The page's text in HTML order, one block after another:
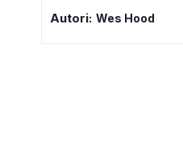
Autori: Wes Hood